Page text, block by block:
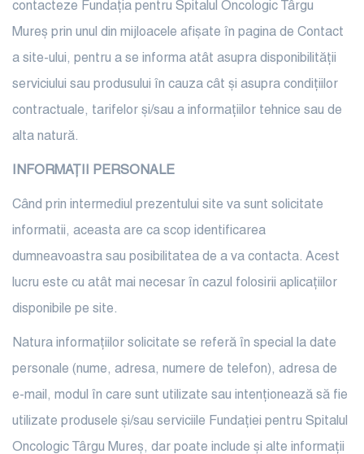
contacteze Fundația pentru Spitalul Oncologic Târgu
Mureș prin unul din mijloacele afișate în pagina de Contact
a site-ului, pentru a se informa atât asupra disponibilității
serviciului sau produsului în cauza cât și asupra condițiilor
contractuale, tarifelor și/sau a informațiilor tehnice sau de
alta natură.
INFORMAȚII PERSONALE
Când prin intermediul prezentului site va sunt solicitate
informatii, aceasta are ca scop identificarea
dumneavoastra sau posibilitatea de a va contacta. Acest
lucru este cu atât mai necesar în cazul folosirii aplicațiilor
disponibile pe site.
Natura informațiilor solicitate se referă în special la date
personale (nume, adresa, numere de telefon), adresa de
e-mail, modul în care sunt utilizate sau intenționează să fie
utilizate produsele și/sau serviciile Fundației pentru Spitalul
Oncologic Târgu Mureș, dar poate include și alte informații